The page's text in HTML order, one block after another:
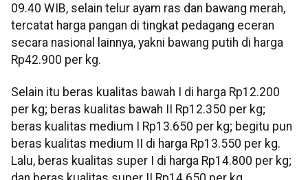
09.40 WIB, selain telur ayam ras dan bawang merah,
tercatat harga pangan di tingkat pedagang eceran
secara nasional lainnya, yakni bawang putih di harga
Rp42.900 per kg.
Selain itu beras kualitas bawah I di harga Rp12.200
per kg; beras kualitas bawah II Rp12.350 per kg;
beras kualitas medium I Rp13.650 per kg; begitu pun
beras kualitas medium II di harga Rp13.550 per kg.
Lalu, beras kualitas super I di harga Rp14.800 per kg;